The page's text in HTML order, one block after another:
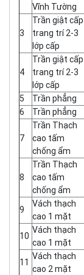
Vĩnh Tường
3
Trần giật cấp
trang trí 2-3
lớp cấp
4
Trần giật cấp
trang trí 2-3
lớp cấp
5 Trần phẳng
6
Trần phẳng
7
Trần Thạch
cao tấm
chống ẩm
8
Trần Thạch
cao tấm
chống ẩm
9
Vách thạch
cao 1 mặt
10
Vách thạch
cao 1 mặt
11
Vách thạch
cao 2 mặt